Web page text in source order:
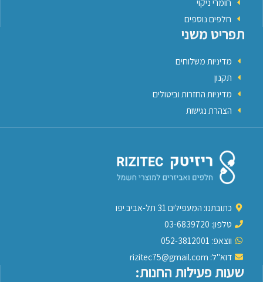
חלפים נוספים
תפריט משני
מדיניות משלוחים
תקנון
מדיניות החזרות וביטולים
הצהרת נגישות
כתובתנו: המעפילים 31 תל-אביב יפו
טלפון: 03-6839720
ווצאפ: 052-3812001
דוא"ל: rizitec75@gmail.com
שעות פעילות החנות: